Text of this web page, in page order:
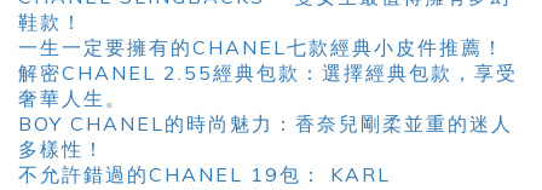
鞋款！
一生一定要擁有的CHANEL七款經典小皮件推薦！
解密CHANEL 2.55經典包款：選擇經典包款，享受
奢華人生。
BOY CHANEL的時尚魅力：香奈兒剛柔並重的迷人
多樣性！
不允許錯過的CHANEL 19包： KARL